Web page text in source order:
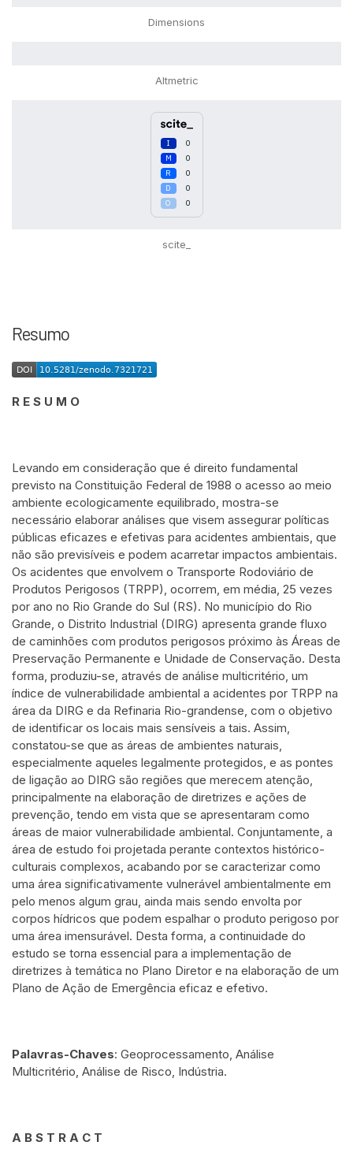
Dimensions
Altmetric
0
0
0
0
0
Other
Scite shows how a scientific paper
has been cited by providing the
context of the citation, a
classification describing whether it
supports, mentions, or contrasts
the cited claim, and a label
indicating in which section the
citation was made.
scite_
Resumo
R E S U M O
Levando em consideração que é direito fundamental
previsto na Constituição Federal de 1988 o acesso ao meio
ambiente ecologicamente equilibrado, mostra-se
necessário elaborar análises que visem assegurar políticas
públicas eficazes e efetivas para acidentes ambientais, que
não são previsíveis e podem acarretar impactos ambientais.
Os acidentes que envolvem o Transporte Rodoviário de
Produtos Perigosos (TRPP), ocorrem, em média, 25 vezes
por ano no Rio Grande do Sul (RS). No município do Rio
Grande, o Distrito Industrial (DIRG) apresenta grande fluxo
de caminhões com produtos perigosos próximo às Áreas de
Preservação Permanente e Unidade de Conservação. Desta
forma, produziu-se, através de análise multicritério, um
índice de vulnerabilidade ambiental a acidentes por TRPP na
área da DIRG e da Refinaria Rio-grandense, com o objetivo
de identificar os locais mais sensíveis a tais. Assim,
constatou-se que as áreas de ambientes naturais,
especialmente aqueles legalmente protegidos, e as pontes
de ligação ao DIRG são regiões que merecem atenção,
principalmente na elaboração de diretrizes e ações de
prevenção, tendo em vista que se apresentaram como
áreas de maior vulnerabilidade ambiental. Conjuntamente, a
área de estudo foi projetada perante contextos histórico-
culturais complexos, acabando por se caracterizar como
uma área significativamente vulnerável ambientalmente em
pelo menos algum grau, ainda mais sendo envolta por
corpos hídricos que podem espalhar o produto perigoso por
uma área imensurável. Desta forma, a continuidade do
estudo se torna essencial para a implementação de
diretrizes à temática no Plano Diretor e na elaboração de um
Plano de Ação de Emergência eficaz e efetivo.
Palavras-Chaves: Geoprocessamento, Análise
Multicritério, Análise de Risco, Indústria.
A B S T R A C T